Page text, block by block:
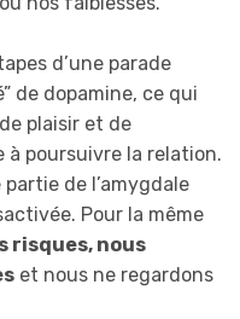
d’une parade
de dopamine, ce qui
plaisir et de
à poursuivre la relation.
de l’amygdale
Pour la même
risques, nous
et nous ne regardons